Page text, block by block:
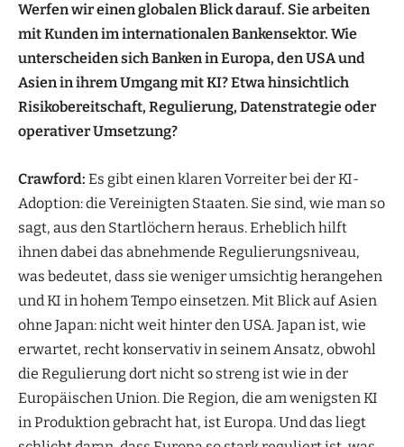
Werfen wir einen globalen Blick darauf. Sie arbeiten
mit Kunden im internationalen Bankensektor. Wie
unterscheiden sich Banken in Europa, den USA und
Asien in ihrem Umgang mit KI? Etwa hinsichtlich
Risikobereitschaft, Regulierung, Datenstrategie oder
operativer Umsetzung?
Crawford: Es gibt einen klaren Vorreiter bei der KI-
Adoption: die Vereinigten Staaten. Sie sind, wie man so
sagt, aus den Startlöchern heraus. Erheblich hilft
ihnen dabei das abnehmende Regulierungsniveau,
was bedeutet, dass sie weniger umsichtig herangehen
und KI in hohem Tempo einsetzen. Mit Blick auf Asien
ohne Japan: nicht weit hinter den USA. Japan ist, wie
erwartet, recht konservativ in seinem Ansatz, obwohl
die Regulierung dort nicht so streng ist wie in der
Europäischen Union. Die Region, die am wenigsten KI
in Produktion gebracht hat, ist Europa. Und das liegt